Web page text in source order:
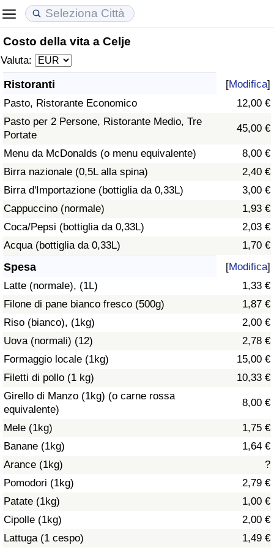
Costo della vita a Celje
Valuta:
Ristoranti [Modifica]
Pasto, Ristorante Economico
12,00 €
Pasto per 2 Persone, Ristorante Medio, Tre
Portate
45,00 €
Menu da McDonalds (o menu equivalente)
8,00 €
Birra nazionale (0,5L alla spina)
2,40 €
Birra d'Importazione (bottiglia da 0,33L)
3,00 €
Cappuccino (normale)
1,93 €
Coca/Pepsi (bottiglia da 0,33L)
2,03 €
Acqua (bottiglia da 0,33L)
1,70 €
Spesa [Modifica]
Latte (normale), (1L)
1,33 €
Filone di pane bianco fresco (500g)
1,87 €
Riso (bianco), (1kg)
2,00 €
Uova (normali) (12)
2,78 €
Formaggio locale (1kg)
15,00 €
Filetti di pollo (1 kg)
10,33 €
Girello di Manzo (1kg) (o carne rossa
equivalente)
8,00 €
Mele (1kg)
1,75 €
Banane (1kg)
1,64 €
Arance (1kg)
?
Pomodori (1kg)
2,79 €
Patate (1kg)
1,00 €
Cipolle (1kg)
2,00 €
Lattuga (1 cespo)
1,49 €
Costo della vita
Indice Del Costo Della Vita (corrente)
Indice Del Costo Della Vita
Indice del Costo della Vita per Nazione
ad Aqaba
Prezzi degli immobili
Indice del Prezzo delle Case (Corrente)
Indice del Prezzo delle Case
Indice del Prezzo delle Case per Nazione
Qualità della Vita
Indice della Qualità della Vita
Indice della Qualità della Vita (Corrente)
Indice della qualità della vita per Paese
Criminalità
Indice del Tasso di Criminalità (Corrente)
Indice della Criminalità
Indice di criminalità per paese
Indice dell’Assistenza Sanitaria (Corrente)
Indice dell’Assistenza Sanitaria
Indice dell’Assistenza Sanitaria per
Nazione
Inquinamento
Indice dell’Inquinamento (Corrente)
Indice di inquinamento
Indice dell’Inquinamento per Nazione